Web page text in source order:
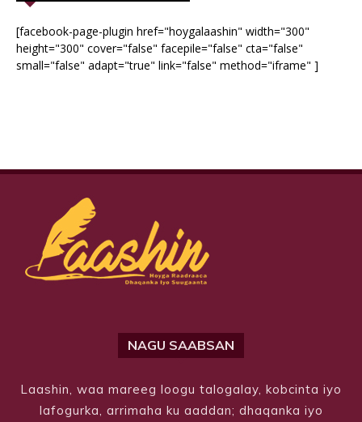
[facebook-page-plugin href="hoygalaashin" width="300"
height="300" cover="false" facepile="false" cta="false"
small="false" adapt="true" link="false" method="iframe" ]
NAGU SAABSAN
Laashin, waa mareeg loogu talogalay, kobcinta iyo
lafogurka, arrimaha ku aaddan; dhaqanka iyo